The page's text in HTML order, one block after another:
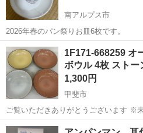
南アルプス市
2026年春のパン祭りお皿6枚です。
山梨 南アルプス市
1F171-668259 オ
ボウル 4枚 スト
1,300円
甲斐市
ご覧いただきありがとうございます ※
りません ※商品は、問題ございません ※
山梨 甲斐市 食器